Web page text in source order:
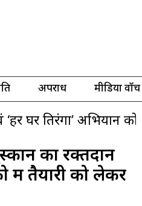
अपराध मीडिया वॉच
अभियान को लेकर
का रक्तदान
में तैयारी को लेकर